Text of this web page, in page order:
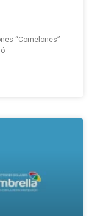
“Comelones”